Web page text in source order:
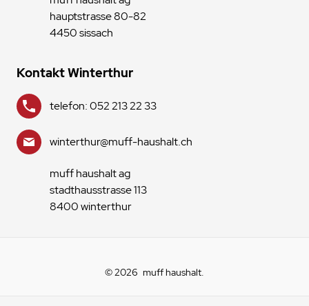
hauptstrasse 80-82
4450 sissach
Kontakt Winterthur
telefon: 052 213 22 33
winterthur@muff-haushalt.ch
muff haushalt ag
stadthausstrasse 113
8400 winterthur
© 2026 muff haushalt.